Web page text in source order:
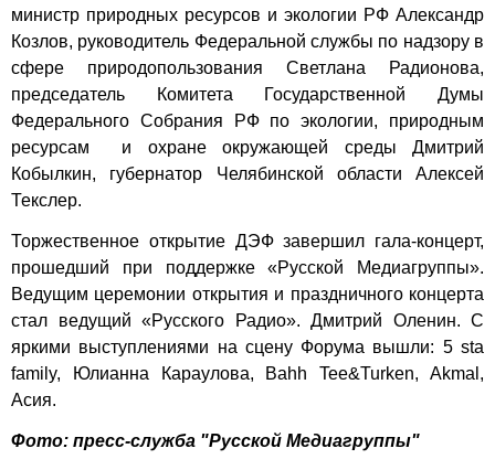
министр природных ресурсов и экологии РФ Александр
Козлов, руководитель Федеральной службы по надзору в
сфере природопользования Светлана Радионова,
председатель Комитета Государственной Думы
Федерального Собрания РФ по экологии, природным
ресурсам и охране окружающей среды Дмитрий
Кобылкин, губернатор Челябинской области Алексей
Текслер.
Торжественное открытие ДЭФ завершил гала-концерт,
прошедший при поддержке «Русской Медиагруппы».
Ведущим церемонии открытия и праздничного концерта
стал ведущий «Русского Радио». Дмитрий Оленин. С
яркими выступлениями на сцену Форума вышли: 5 sta
family, Юлианна Караулова, Bahh Tee&Turken, Akmal,
Асия.
Фото: пресс-служба "Русской Медиагруппы"